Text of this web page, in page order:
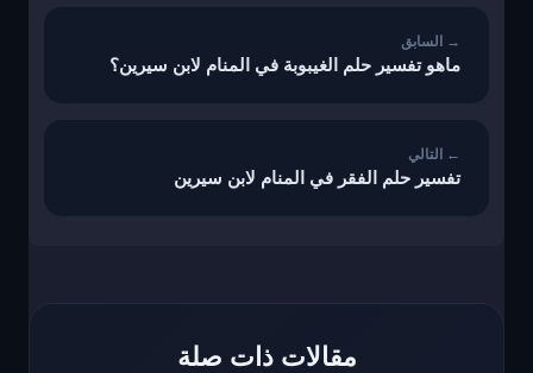
ماهو تفسير حلم الغيبوبة في المنام لابن سيرين؟
تفسير حلم الفقر في المنام لابن سيرين
مقالات ذات صلة